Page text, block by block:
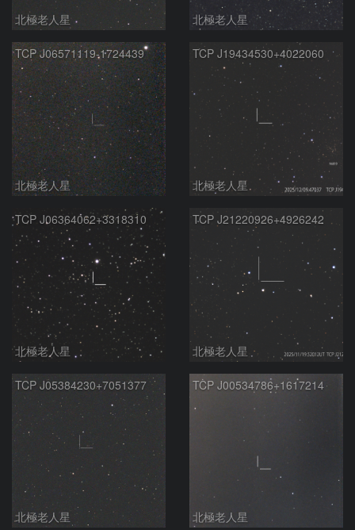
北極老人星 北極老人星
TCP J06571119-1724439
北極老人星
TCP J19434530+4022060
北極老人星
TCP J06364062+3318310
北極老人星
TCP J21220926+4926242
北極老人星
TCP J05384230+7051377
北極老人星
TCP J00534786+1617214
北極老人星